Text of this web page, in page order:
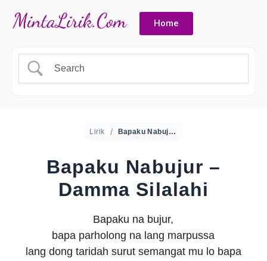
Home
Lirik Bapaku Nabujur – Damma Silalahi
Bapaku Nabujur –
Damma Silalahi
Bapaku na bujur,
bapa parholong na lang marpussa
lang dong taridah surut semangat mu lo bapa